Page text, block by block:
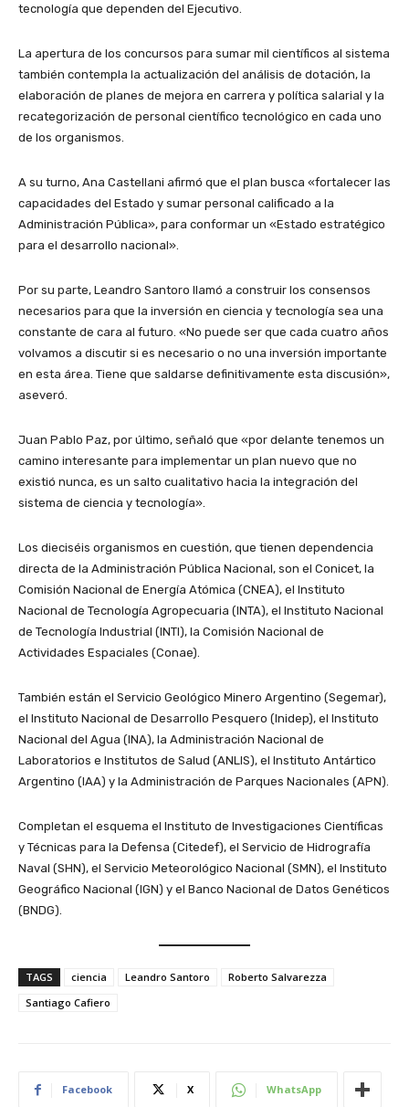
tecnología que dependen del Ejecutivo.
La apertura de los concursos para sumar mil científicos al sistema
también contempla la actualización del análisis de dotación, la
elaboración de planes de mejora en carrera y política salarial y la
recategorización de personal científico tecnológico en cada uno
de los organismos.
A su turno, Ana Castellani afirmó que el plan busca «fortalecer las
capacidades del Estado y sumar personal calificado a la
Administración Pública», para conformar un «Estado estratégico
para el desarrollo nacional».
Por su parte, Leandro Santoro llamó a construir los consensos
necesarios para que la inversión en ciencia y tecnología sea una
constante de cara al futuro. «No puede ser que cada cuatro años
volvamos a discutir si es necesario o no una inversión importante
en esta área. Tiene que saldarse definitivamente esta discusión»,
aseveró.
Juan Pablo Paz, por último, señaló que «por delante tenemos un
camino interesante para implementar un plan nuevo que no
existió nunca, es un salto cualitativo hacia la integración del
sistema de ciencia y tecnología».
Los dieciséis organismos en cuestión, que tienen dependencia
directa de la Administración Pública Nacional, son el Conicet, la
Comisión Nacional de Energía Atómica (CNEA), el Instituto
Nacional de Tecnología Agropecuaria (INTA), el Instituto Nacional
de Tecnología Industrial (INTI), la Comisión Nacional de
Actividades Espaciales (Conae).
También están el Servicio Geológico Minero Argentino (Segemar),
el Instituto Nacional de Desarrollo Pesquero (Inidep), el Instituto
Nacional del Agua (INA), la Administración Nacional de
Laboratorios e Institutos de Salud (ANLIS), el Instituto Antártico
Argentino (IAA) y la Administración de Parques Nacionales (APN).
Completan el esquema el Instituto de Investigaciones Científicas
y Técnicas para la Defensa (Citedef), el Servicio de Hidrografía
Naval (SHN), el Servicio Meteorológico Nacional (SMN), el Instituto
Geográfico Nacional (IGN) y el Banco Nacional de Datos Genéticos
(BNDG).
TAGS ciencia Leandro Santoro
Roberto Salvarezza
Santiago Cafiero
Facebook X WhatsApp